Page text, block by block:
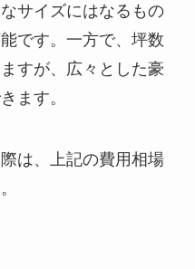
サイズにはなるもの
です。一方で、坪数
すが、広々とした豪
ます。
は、上記の費用相場